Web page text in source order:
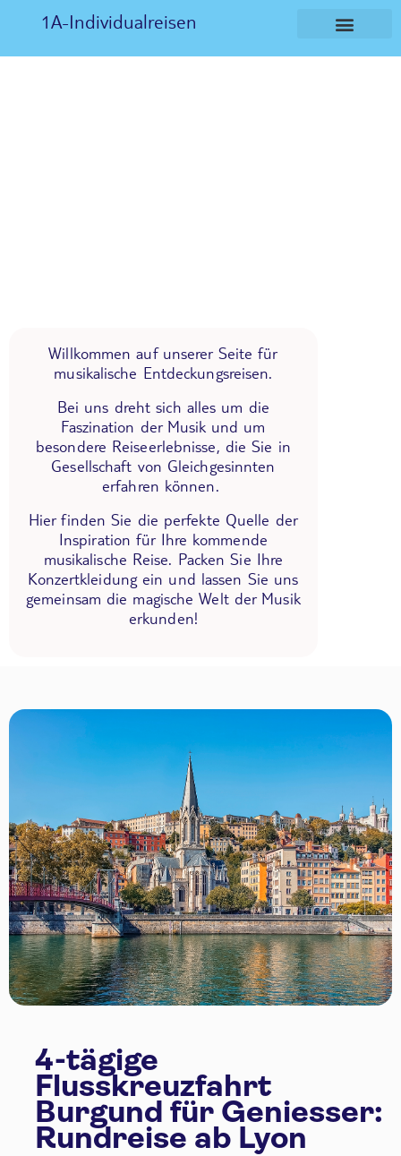
1A-Individualreisen
Willkommen auf unserer Seite für
musikalische Entdeckungsreisen.
Bei uns dreht sich alles um die
Faszination der Musik und um
besondere Reiseerlebnisse, die Sie in
Gesellschaft von Gleichgesinnten
erfahren können.
Hier finden Sie die perfekte Quelle der
Inspiration für Ihre kommende
musikalische Reise. Packen Sie Ihre
Konzertkleidung ein und lassen Sie uns
gemeinsam die magische Welt der Musik
erkunden!
4-tägige
Flusskreuzfahrt
Burgund für Geniesser:
Rundreise ab Lyon